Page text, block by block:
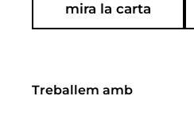
mira la carta
Treballem amb